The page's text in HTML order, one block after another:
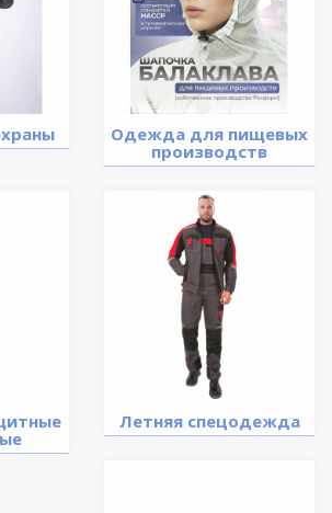
Одежда для пищевых
производств
Летняя спецодежда